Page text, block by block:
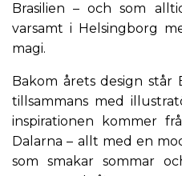
Brasilien – och som
varsamt i Helsingborg
magi.
Bakom årets design står
tillsammans med
inspirationen kommer
Dalarna – allt med en
som smakar sommar